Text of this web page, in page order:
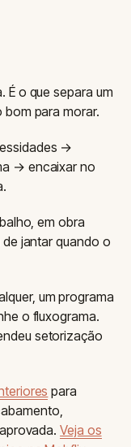
o que separa um
para morar.
→
→ encaixar no
em obra
jantar quando o
um programa
o fluxograma.
setorização
para
Veja os